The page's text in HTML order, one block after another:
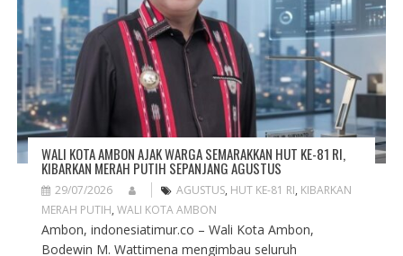
O
N
WALI KOTA AMBON AJAK WARGA SEMARAKKAN HUT KE-81 RI,
KIBARKAN MERAH PUTIH SEPANJANG AGUSTUS
29/07/2026 AGUSTUS, HUT KE-81 RI, KIBARKAN
MERAH PUTIH, WALI KOTA AMBON
Ambon, indonesiatimur.co – Wali Kota Ambon,
Bodewin M. Wattimena mengimbau seluruh